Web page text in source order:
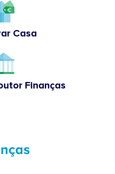
Casa
Finanças